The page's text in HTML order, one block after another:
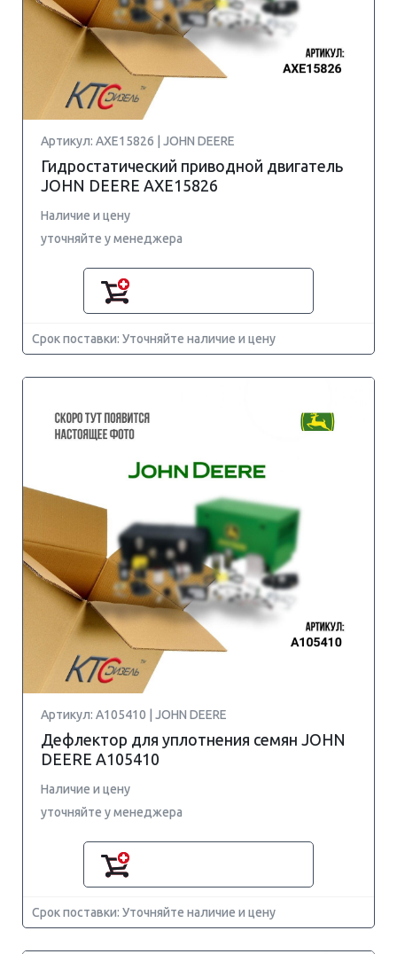
Артикул: AXE15826 | JOHN DEERE
Гидростатический приводной двигатель
JOHN DEERE AXE15826
Наличие и цену
уточняйте у менеджера
Срок поставки: Уточняйте наличие и цену
Артикул: A105410 | JOHN DEERE
Дефлектор для уплотнения семян JOHN
DEERE A105410
Наличие и цену
уточняйте у менеджера
Срок поставки: Уточняйте наличие и цену